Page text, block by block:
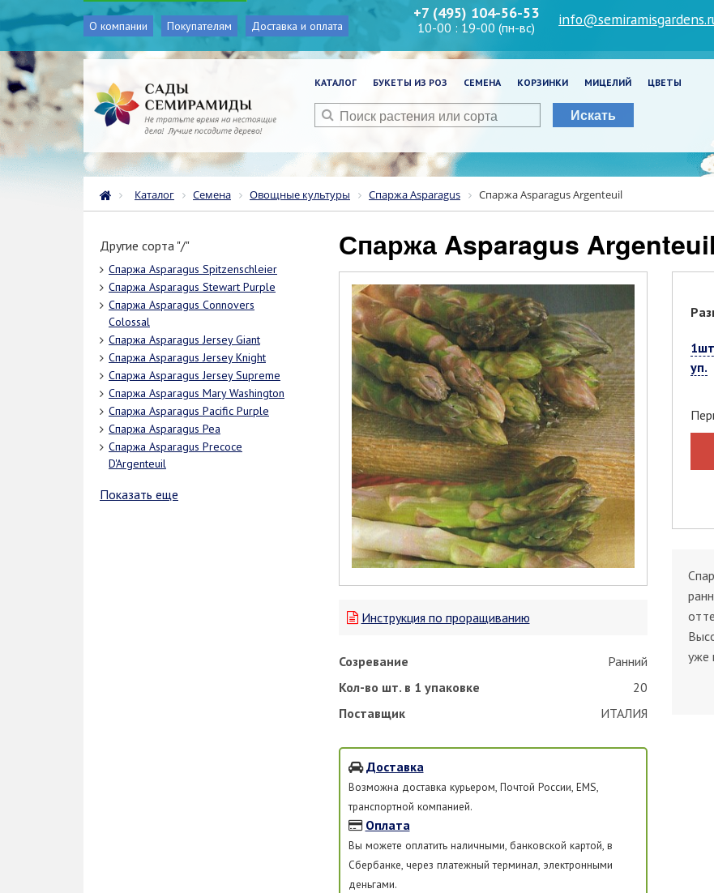
О компании Покупателям Доставка и оплата
+7 (495) 104-56-53
10-00 : 19-00 (пн-вс)
КАТАЛОГ БУКЕТЫ ИЗ РОЗ СЕМЕНА КОРЗИНКИ МИЦЕЛИЙ ЦВЕТЫ
Искать
Каталог Семена Овощные культуры Спаржа Asparagus Спаржа Asparagus Argenteuil
Другие сорта "/"
Спаржа Asparagus Spitzenschleier
Спаржа Asparagus Stewart Purple
Спаржа Asparagus Connovers
Colossal
Спаржа Asparagus Jersey Giant
Спаржа Asparagus Jersey Knight
Спаржа Asparagus Jersey Supreme
Спаржа Asparagus Mary Washington
Спаржа Asparagus Pacific Purple
Спаржа Asparagus Pea
Спаржа Asparagus Precoce
D'Argenteuil
Показать еще
Спаржа Asparagus Argenteuil
Инструкция по проращиванию
Созревание
Ранний
Кол-во шт. в 1 упаковке
20
Поставщик
ИТАЛИЯ
Доставка
Возможна доставка курьером, Почтой России, EMS,
транспортной компанией.
Оплата
Вы можете оплатить наличными, банковской картой, в
Сбербанке, через платежный терминал, электронными
деньгами.
уп.
уже